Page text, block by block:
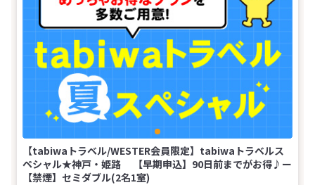
【tabiwaトラベル/WESTER会員限定】tabiwaトラベルス
ペシャル★神戸・姫路 【早期申込】90日前までがお得♪ー
【禁煙】セミダブル(2名1室)